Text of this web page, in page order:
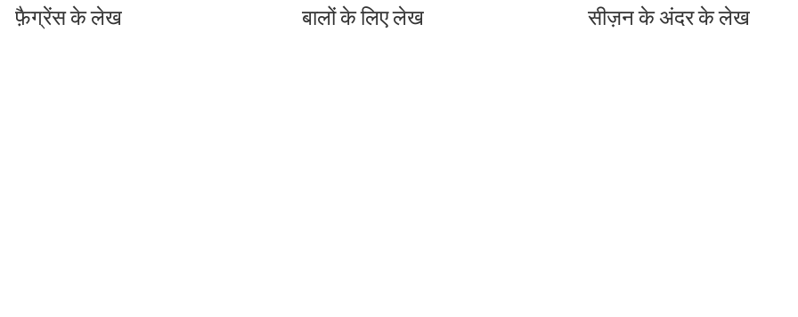
फ़ैग्रेंस के लेख बालों के लिए लेख सीज़न के अंदर के लेख